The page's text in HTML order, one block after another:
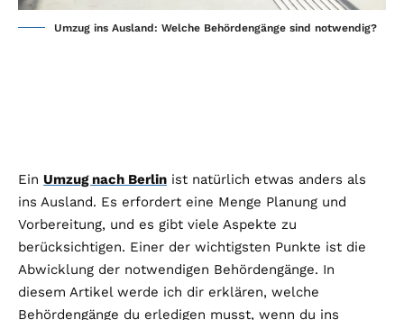
Umzug ins Ausland: Welche Behördengänge sind notwendig?
Ein Umzug nach Berlin ist natürlich etwas anders als
ins Ausland. Es erfordert eine Menge Planung und
Vorbereitung, und es gibt viele Aspekte zu
berücksichtigen. Einer der wichtigsten Punkte ist die
Abwicklung der notwendigen Behördengänge. In
diesem Artikel werde ich dir erklären, welche
Behördengänge du erledigen musst, wenn du ins